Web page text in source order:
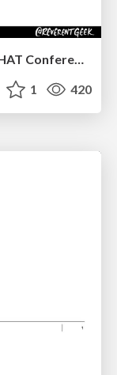
The Illustrated Guide to Node.js - THAT Conference 2024
1 420